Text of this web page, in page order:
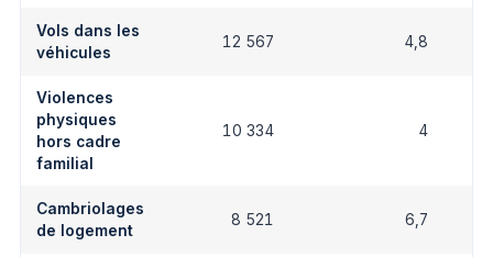
Vols dans les
véhicules
12 567 4,8
Violences
physiques
hors cadre
familial
10 334 4
Cambriolages
de logement
8 521 6,7